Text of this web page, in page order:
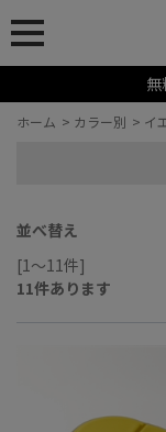
並べ替え
[1～11件]
11件あります
ホーム > カラー別 > イ